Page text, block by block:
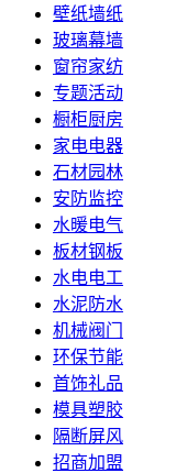
壁纸墙纸
玻璃幕墙
窗帘家纺
专题活动
橱柜厨房
家电电器
石材园林
安防监控
水暖电气
板材钢板
水电电工
水泥防水
机械阀门
环保节能
首饰礼品
模具塑胶
隔断屏风
招商加盟